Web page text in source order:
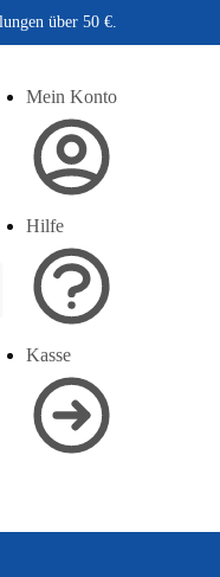
über 50 €.
Mein Konto
Hilfe
Kasse